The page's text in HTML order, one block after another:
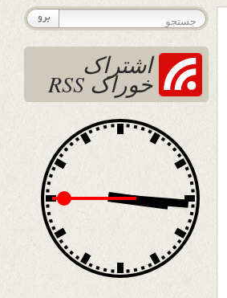
اشتراک
خوراک RSS